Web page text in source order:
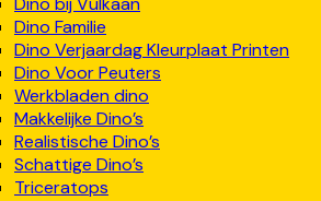
Dino Familie
Dino Verjaardag Kleurplaat Printen
Dino Voor Peuters
Werkbladen dino
Makkelijke Dino’s
Realistische Dino’s
Schattige Dino’s
Triceratops